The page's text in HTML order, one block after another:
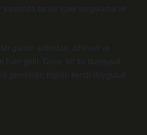
yarısında bir tür içsel sorgulama ve
günün ardından, zihinsel ve
hale gelir. Gece, bir tür duygusal
gereklidir; kişinin kendi duygusal